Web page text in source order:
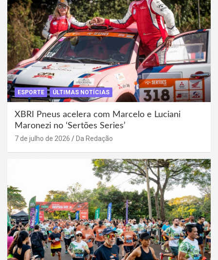
ESPORTE ÚLTIMAS NOTÍCIAS
XBRI Pneus acelera com Marcelo e Luciani
Maronezi no ‘Sertões Series’
7 de julho de 2026 Da Redação